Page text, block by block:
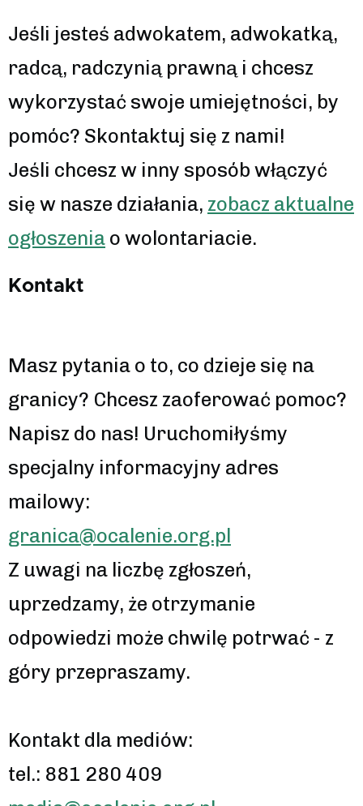
Jeśli jesteś adwokatem, adwokatką,
radcą, radczynią prawną i chcesz
wykorzystać swoje umiejętności, by
pomóc? Skontaktuj się z nami!
Jeśli chcesz w inny sposób włączyć
się w nasze działania, zobacz aktualne
ogłoszenia o wolontariacie.
Kontakt
Masz pytania o to, co dzieje się na
granicy? Chcesz zaoferować pomoc?
Napisz do nas! Uruchomiłyśmy
specjalny informacyjny adres
mailowy:
granica@ocalenie.org.pl
Z uwagi na liczbę zgłoszeń,
uprzedzamy, że otrzymanie
odpowiedzi może chwilę potrwać - z
góry przepraszamy.
Kontakt dla mediów:
tel.: 881 280 409